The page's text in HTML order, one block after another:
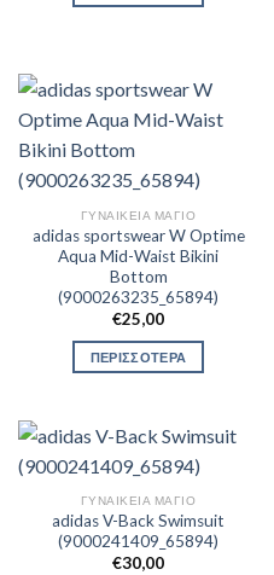
ΓΥΝΑΙΚΕΊΑ ΜΑΓΙΌ
adidas sportswear W Optime
Aqua Mid-Waist Bikini
Bottom
(9000263235_65894)
€25,00
ΠΕΡΙΣΣΟΤΕΡΑ
ΓΥΝΑΙΚΕΊΑ ΜΑΓΙΌ
adidas V-Back Swimsuit
(9000241409_65894)
€30,00